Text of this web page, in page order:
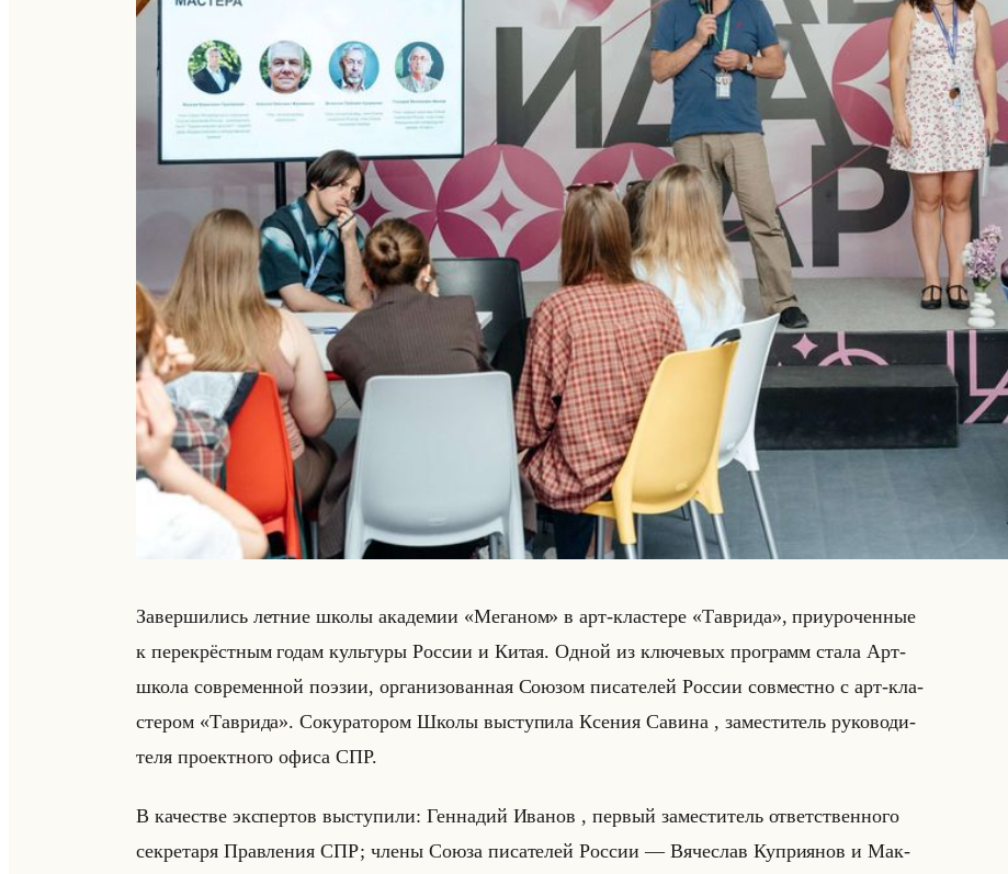
За­вер­ши­лись лет­ние школы ака­де­мии «Меганом» в арт-кла­сте­ре «Таврида», при­уро­чен­ные
к пе­ре­крёст­ным годам культу­ры Рос­сии и Китая. Одной из клю­че­вых про­грамм стала Арт-
школа со­вре­мен­ной по­эзии, ор­га­ни­зо­ван­ная Со­юзом пи­са­те­лей Рос­сии сов­мест­но с арт-кла­
сте­ром «Таврида». Со­ку­ра­то­ром Школы вы­сту­пи­ла Ксе­ния Са­ви­на , за­ме­сти­тель ру­ко­во­ди­
те­ля про­ект­но­го офиса СПР.
В ка­че­стве экс­пер­тов вы­сту­пи­ли: Ген­на­дий Ива­нов , пер­вый за­ме­сти­тель от­вет­ствен­но­го
сек­ре­та­ря Прав­ле­ния СПР; члены Союза пи­са­те­лей Рос­сии — Вя­че­слав Куп­ри­янов и Мак­